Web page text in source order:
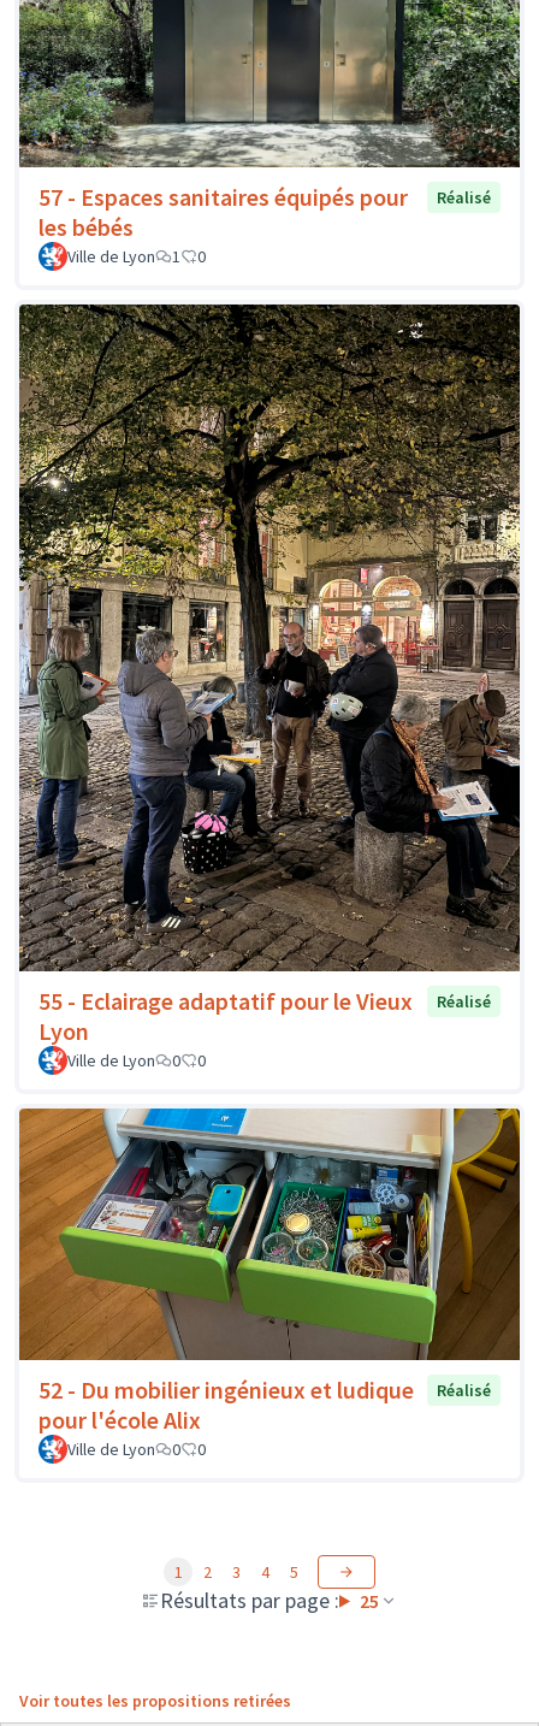
57 - Espaces sanitaires équipés pour
les bébés
Réalisé
Ville de Lyon 1 0
55 - Eclairage adaptatif pour le Vieux
Lyon
Réalisé
Ville de Lyon 0 0
52 - Du mobilier ingénieux et ludique
pour l'école Alix
Réalisé
Ville de Lyon 0 0
Résultats par page : 25
1 2 3 4 5
Voir toutes les propositions retirées